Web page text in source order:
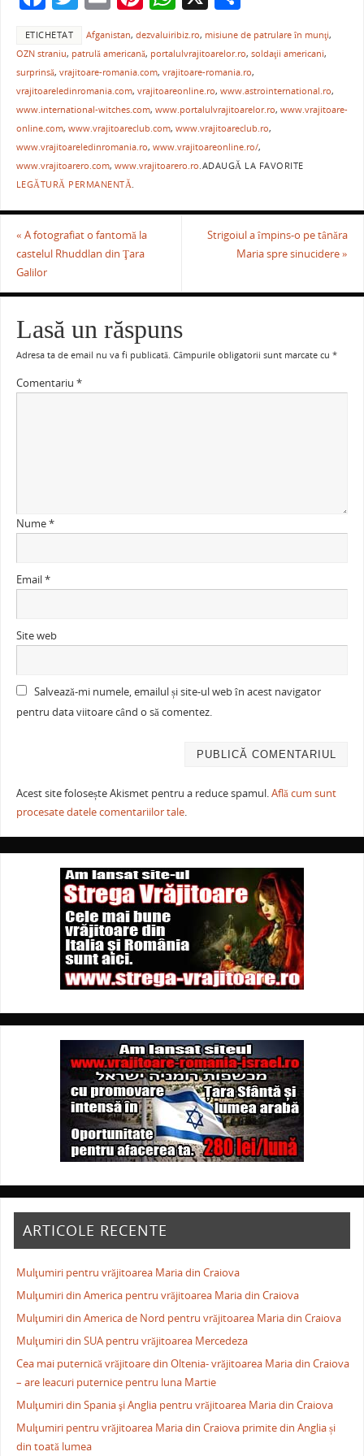
a
c
e
b
o
o
k
w
itt
er
m
ai
l
nt
er
e
st
h
at
s
A
p
p
ar
ta
je
a
ză
ETICHETAT Afganistan,dezvaluiribiz.ro, misiune de patrulare în munţi,
OZN straniu, patrulă americană, portalulvrajitoarelor.ro, soldaţii americani,
surprinsă, vrajitoare-romania.com, vrajitoare-romania.ro,
vrajitoareledinromania.com, vrajitoareonline.ro, www.astrointernational.ro,
www.international-witches.com, www.portalulvrajitoarelor.ro, www.vrajitoare-
online.com, www.vrajitoareclub.com, www.vrajitoareclub.ro,
www.vrajitoareledinromania.ro, www.vrajitoareonline.ro/,
www.vrajitoarero.com, www.vrajitoarero.ro.ADAUGĂ LA FAVORITE
LEGĂTURĂ PERMANENTĂ.
« A fotografiat o fantomă la
castelul Rhuddlan din Ţara
Galilor
Strigoiul a împins-o pe tânăra
Maria spre sinucidere»
Lasă un răspuns
Adresa ta de email nu va fi publicată. Câmpurile obligatorii sunt marcate cu *
Comentariu *
Nume*
Email*
Site web
Salvează-mi numele, emailul și site-ul web în acest navigator
pentru data viitoare când o să comentez.
Acest site folosește Akismet pentru a reduce spamul.Află cum sunt
procesate datele comentariilor tale.
ARTICOLE RECENTE
Mulţumiri pentru vrăjitoarea Maria din Craiova
Mulţumiri din America pentru vrăjitoarea Maria din Craiova
Mulţumiri din America de Nord pentru vrăjitoarea Maria din Craiova
Mulţumiri din SUA pentru vrăjitoarea Mercedeza
Cea mai puternică vrăjitoare din Oltenia- vrăjitoarea Maria din Craiova
– are leacuri puternice pentru luna Martie
Mulţumiri din Spania şi Anglia pentru vrăjitoarea Maria din Craiova
Mulţumiri pentru vrăjitoarea Maria din Craiova primite din Anglia și
din toată lumea